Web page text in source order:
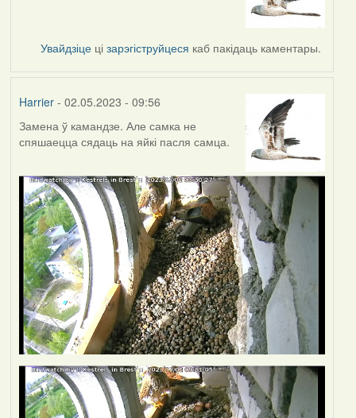
Увайдзіце цізарэгіструйцеся каб пакідаць каментары.
Harrier- 02.05.2023 - 09:56
Замена ў камандзе. Але самка не
спяшаецца сядаць на яйкі пасля самца.